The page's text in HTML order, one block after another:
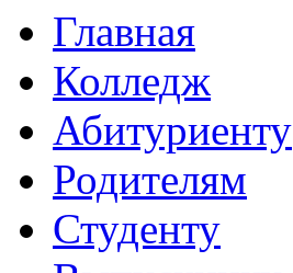
Главная
Колледж
Абитуриенту
Родителям
Студенту